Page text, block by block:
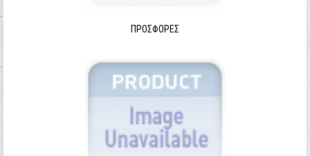
ΠΡΟΣΦΟΡΈΣ